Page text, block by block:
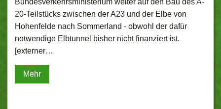
Bundesverkehrsministerium weiter auf den Bau des A-
20-Teilstücks zwischen der A23 und der Elbe von
Hohenfelde nach Sommerland - obwohl der dafür
notwendige Elbtunnel bisher nicht finanziert ist.
[externer…
Mehr